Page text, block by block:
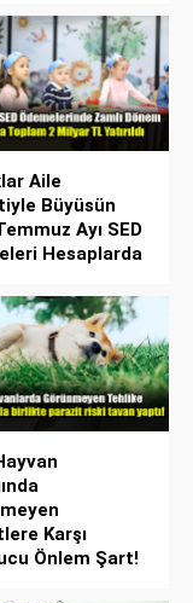
Aile
Büyüsün
Ayı SED
Hesaplarda
Karşı
Önlem Şart!